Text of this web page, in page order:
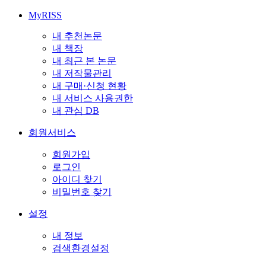
MyRISS
내 추천논문
내 책장
내 최근 본 논문
내 저작물관리
내 구매·신청 현황
내 서비스 사용권한
내 관심 DB
회원서비스
회원가입
로그인
아이디 찾기
비밀번호 찾기
설정
내 정보
검색환경설정